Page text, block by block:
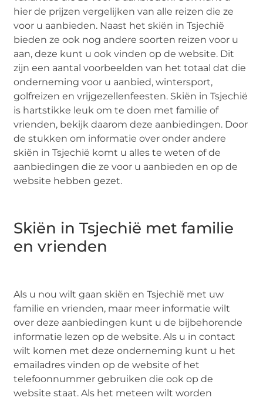
hier de prijzen vergelijken van alle reizen die ze
voor u aanbieden. Naast het skiën in Tsjechië
bieden ze ook nog andere soorten reizen voor u
aan, deze kunt u ook vinden op de website. Dit
zijn een aantal voorbeelden van het totaal dat die
onderneming voor u aanbied, wintersport,
golfreizen en vrijgezellenfeesten. Skiën in Tsjechië
is hartstikke leuk om te doen met familie of
vrienden, bekijk daarom deze aanbiedingen. Door
de stukken om informatie over onder andere
skiën in Tsjechië komt u alles te weten of de
aanbiedingen die ze voor u aanbieden en op de
website hebben gezet.
Skiën in Tsjechië met familie
en vrienden
Als u nou wilt gaan skiën en Tsjechië met uw
familie en vrienden, maar meer informatie wilt
over deze aanbiedingen kunt u de bijbehorende
informatie lezen op de website. Als u in contact
wilt komen met deze onderneming kunt u het
emailadres vinden op de website of het
telefoonnummer gebruiken die ook op de
website staat. Als het meteen wilt worden